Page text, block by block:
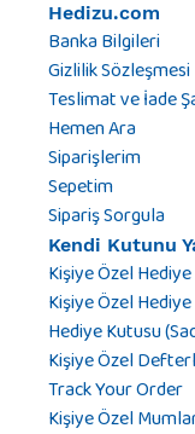
Hedizu.com
Banka Bilgileri
Gizlilik Sözleşmesi
Teslimat ve İade
Hemen Ara
Siparişlerim
Sepetim
Sipariş Sorgula
Kendi Kutunu
Kişiye Özel
Kişiye Özel
Hediye Kutusu
Kişiye Özel
Track Your Order
Kişiye Özel